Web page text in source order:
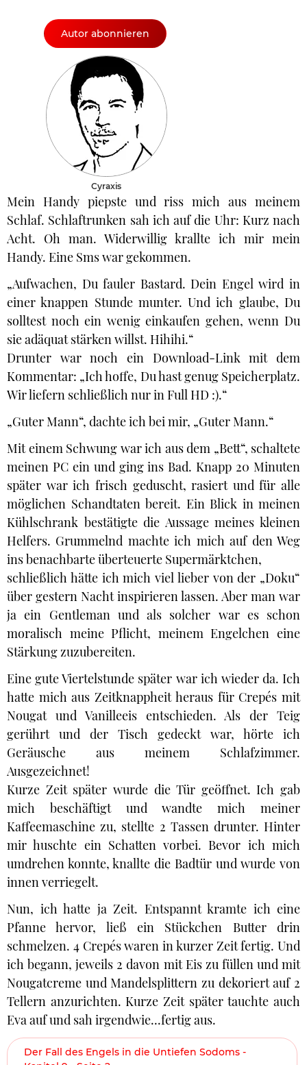
Autor abonnieren
Cyraxis
Mein Handy piepste und riss mich aus meinem
Schlaf. Schlaftrunken sah ich auf die Uhr: Kurz nach
Acht. Oh man. Widerwillig krallte ich mir mein
Handy. Eine Sms war gekommen.
„Aufwachen, Du fauler Bastard. Dein Engel wird in
einer knappen Stunde munter. Und ich glaube, Du
solltest noch ein wenig einkaufen gehen, wenn Du
sie adäquat stärken willst. Hihihi.“
Drunter war noch ein Download-Link mit dem
Kommentar: „Ich hoffe, Du hast genug Speicherplatz.
Wir liefern schließlich nur in Full HD :).“
„Guter Mann“, dachte ich bei mir, „Guter Mann.“
Mit einem Schwung war ich aus dem „Bett“, schaltete
meinen PC ein und ging ins Bad. Knapp 20 Minuten
später war ich frisch geduscht, rasiert und für alle
möglichen Schandtaten bereit. Ein Blick in meinen
Kühlschrank bestätigte die Aussage meines kleinen
Helfers. Grummelnd machte ich mich auf den Weg
ins benachbarte überteuerte Supermärktchen,
schließlich hätte ich mich viel lieber von der „Doku“
über gestern Nacht inspirieren lassen. Aber man war
ja ein Gentleman und als solcher war es schon
moralisch meine Pflicht, meinem Engelchen eine
Stärkung zuzubereiten.
Eine gute Viertelstunde später war ich wieder da. Ich
hatte mich aus Zeitknappheit heraus für Crepés mit
Nougat und Vanilleeis entschieden. Als der Teig
gerührt und der Tisch gedeckt war, hörte ich
Geräusche aus meinem Schlafzimmer.
Ausgezeichnet!
Kurze Zeit später wurde die Tür geöffnet. Ich gab
mich beschäftigt und wandte mich meiner
Kaffeemaschine zu, stellte 2 Tassen drunter. Hinter
mir huschte ein Schatten vorbei. Bevor ich mich
umdrehen konnte, knallte die Badtür und wurde von
innen verriegelt.
Nun, ich hatte ja Zeit. Entspannt kramte ich eine
Pfanne hervor, ließ ein Stückchen Butter drin
schmelzen. 4 Crepés waren in kurzer Zeit fertig. Und
ich begann, jeweils 2 davon mit Eis zu füllen und mit
Nougatcreme und Mandelsplittern zu dekoriert auf 2
Tellern anzurichten. Kurze Zeit später tauchte auch
Eva auf und sah irgendwie...fertig aus.
Der Fall des Engels in die Untiefen Sodoms -